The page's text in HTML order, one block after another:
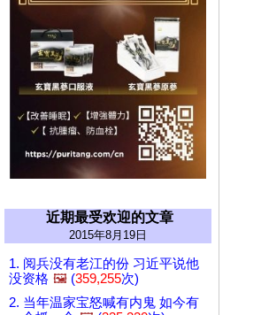
近期最受欢迎的文章
2015年8月19日
1. 阅兵没有老江的份 习近平说他
没资格 🖼️ (359,255次)
2. 当年温家宝怒喊有内鬼 如今有